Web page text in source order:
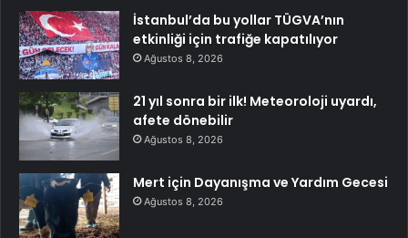
İstanbul’da bu yollar TÜGVA’nın
etkinliği için trafiğe kapatılıyor
Ağustos 8, 2026
21 yıl sonra bir ilk! Meteoroloji uyardı,
afete dönebilir
Ağustos 8, 2026
Mert için Dayanışma ve Yardım Gecesi
Ağustos 8, 2026